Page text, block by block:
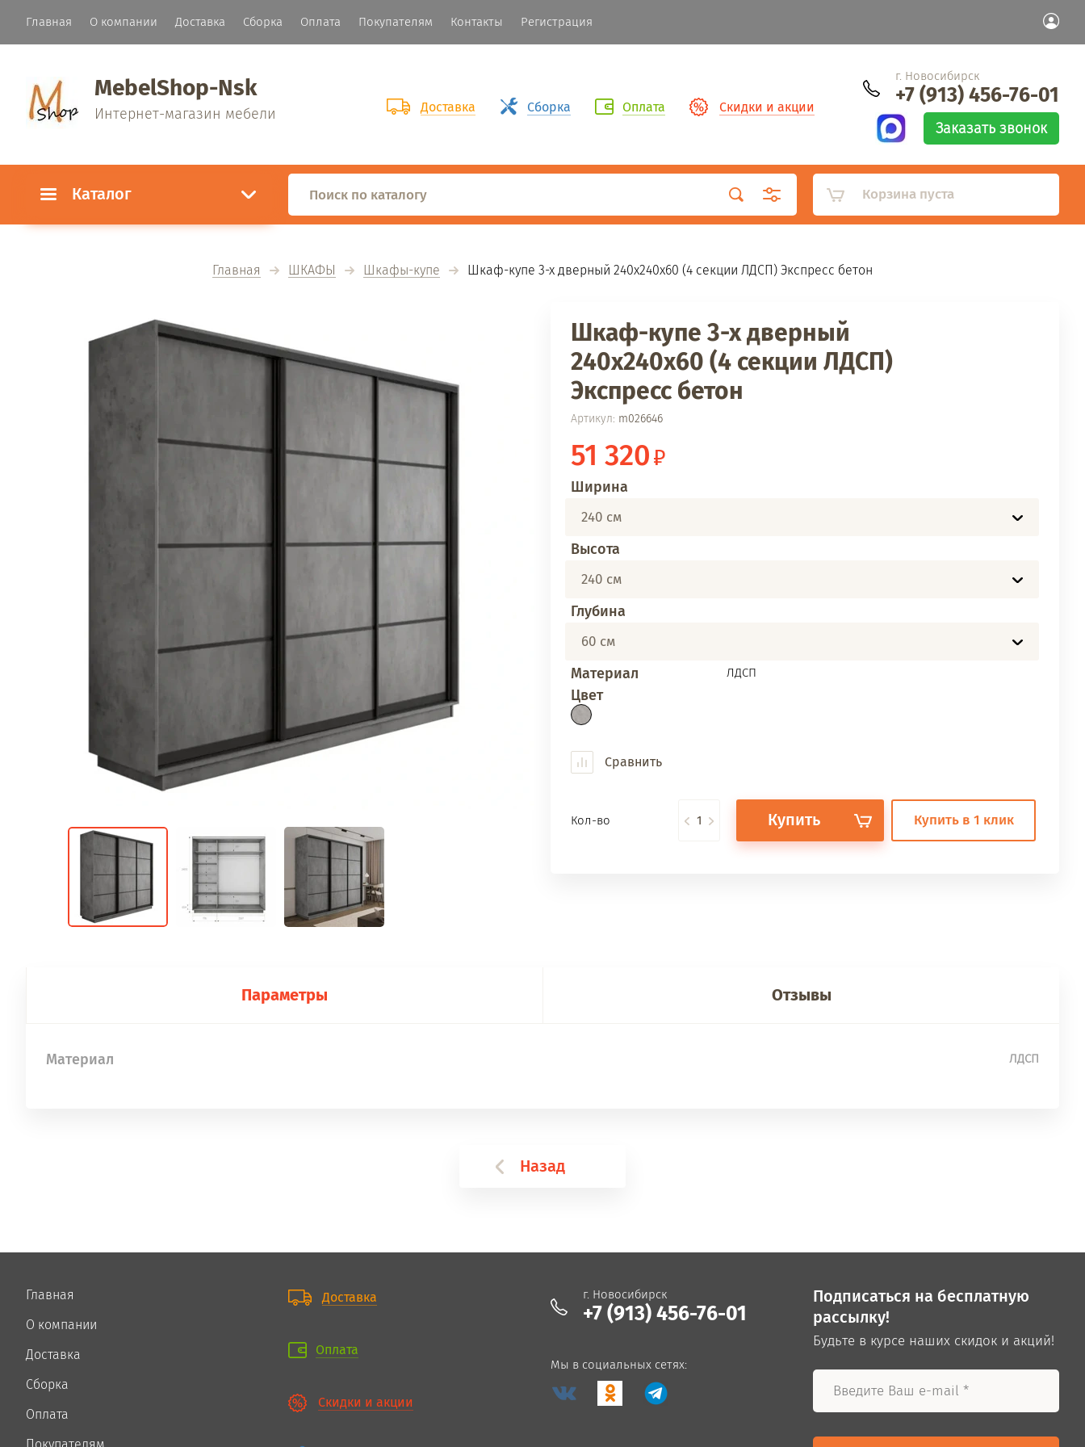
Главная О компании Доставка Сборка Оплата Покупателям Контакты Регистрация
MebelShop-Nsk
Интернет-магазин мебели Доставка Оплата Скидки и акции
Сборка
г. Новосибирск
+7 (913) 456-76-01
Заказать звонок
Каталог Корзина пуста
Главная ШКАФЫ Шкафы-купе
  Шкаф-купе 3-х дверный 240х240х60 (4 секции ЛДСП) Экспресс бетон
Шкаф-купе 3-х дверный
240х240х60 (4 секции ЛДСП)
Экспресс бетон
Артикул: m026646
51 320
Ширина
240 см
Высота
240 см
Глубина
60 см
Материал ЛДСП
Цвет
Сравнить
Кол-во Купить Купить в 1 клик
Параметры Отзывы
Материал ЛДСП
Назад
Главная
О компании
Доставка
Сборка
Оплата
Доставка
Оплата
Скидки и акции
г. Новосибирск
+7 (913) 456-76-01
Мы в социальных сетях:
Подписаться на бесплатную
рассылку!
Будьте в курсе наших скидок и акций!